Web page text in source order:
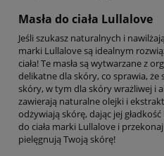
Masła do ciała Lullalove
Jeśli szukasz naturalnych i
marki Lullalove są idealnym
ciała! Te masła są wytwarzane z
delikatne dla skóry, co sprawia, że
skóry, w tym dla skóry wrażliwej i
zawierają naturalne olejki i
odżywiają skórę, dając jej
do ciała marki Lullalove i
pielęgnują Twoją skórę!